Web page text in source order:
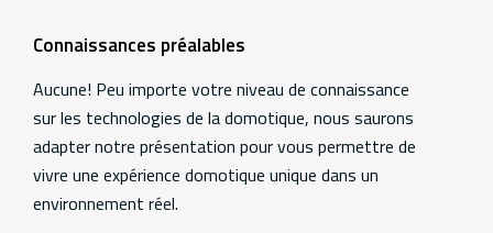
Connaissances préalables
Aucune! Peu importe votre niveau de connaissance
sur les technologies de la domotique, nous saurons
adapter notre présentation pour vous permettre de
vivre une expérience domotique unique dans un
environnement réel.